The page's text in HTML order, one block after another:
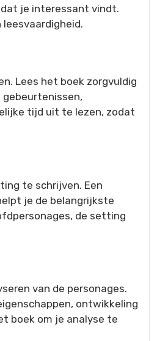
je interessant vindt.
Lees het boek zorgvuldig
tijd uit te lezen, zodat
te schrijven. Een
je de belangrijkste
de setting
van de personages.
ontwikkeling
boek om je analyse te